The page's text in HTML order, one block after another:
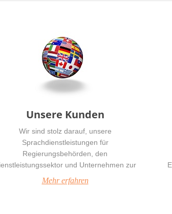
Unsere Kunden
Wir sind stolz darauf, unsere
Sprachdienstleistungen für
Regierungsbehörden, den
und Unternehmen zur
Verfügung zu stellen, die in ihrer Branche
sind. Klicken Sie hier, um mehr über
Mehr erfahren